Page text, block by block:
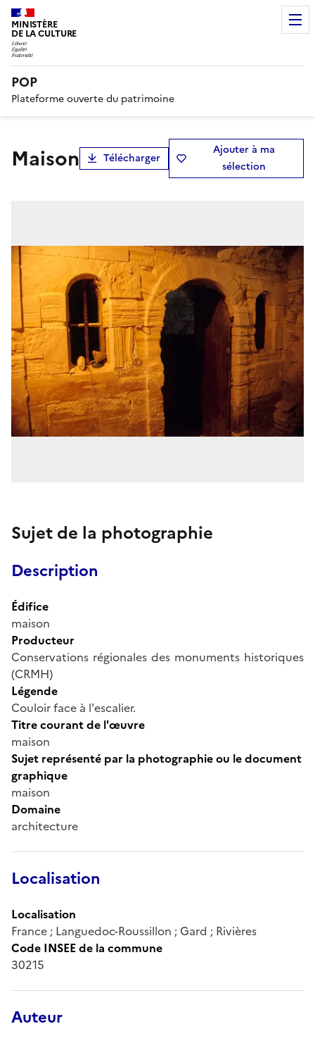
MINISTÈRE
DE LA CULTURE
POP
Plateforme ouverte du patrimoine
maison Télécharger
Ajouter à ma
sélection
Sujet de la photographie
Description
Édifice
maison
Producteur
Conservations régionales des monuments historiques
(CRMH)
Légende
Couloir face à l'escalier.
Titre courant de l'œuvre
maison
Sujet représenté par la photographie ou le document
graphique
maison
Domaine
architecture
Localisation
Localisation
France ; Languedoc-Roussillon ; Gard ; Rivières
Code INSEE de la commune
30215
Auteur